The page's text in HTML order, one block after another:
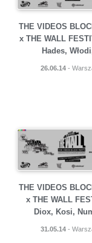
THE VIDEOS
x THE WALL
Hades,
26.06.14-
THE VIDEOS
x THE WALL
Diox, Kosi,
31.05.14-